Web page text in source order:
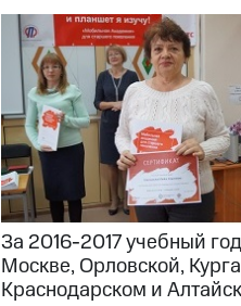
За 2016-2017 учебный
Москве, Орловской,
Краснодарском и